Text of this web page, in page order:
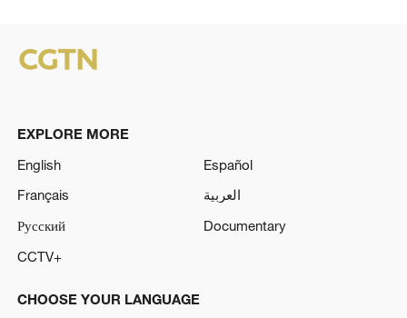
EXPLORE MORE
English
Español
Français
العربية
Русский
Documentary
CCTV+
CHOOSE YOUR LANGUAGE